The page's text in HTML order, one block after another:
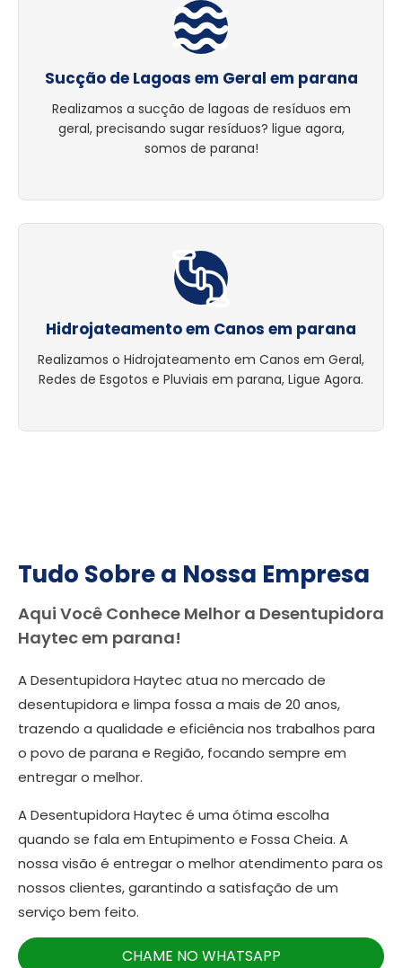
Sucção de Lagoas em Geral em parana
Realizamos a sucção de lagoas de resíduos em
geral, precisando sugar resíduos? ligue agora,
somos de parana!
Hidrojateamento em Canos em parana
Realizamos o Hidrojateamento em Canos em Geral,
Redes de Esgotos e Pluviais em parana, Ligue Agora.
Tudo Sobre a Nossa Empresa
Aqui Você Conhece Melhor a Desentupidora
Haytec em parana!
A Desentupidora Haytec atua no mercado de
desentupidora e limpa fossa a mais de 20 anos,
trazendo a qualidade e eficiência nos trabalhos para
o povo de parana e Região, focando sempre em
entregar o melhor.
A Desentupidora Haytec é uma ótima escolha
quando se fala em Entupimento e Fossa Cheia. A
nossa visão é entregar o melhor atendimento para os
nossos clientes, garantindo a satisfação de um
serviço bem feito.
CHAME NO WHATSAPP